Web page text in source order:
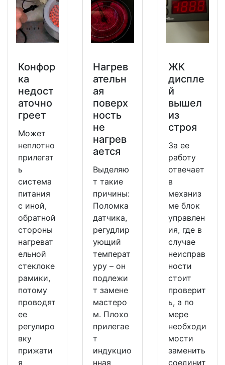
Конфор
ка
недост
аточно
греет
Может
неплотно
прилегат
ь
система
питания
с иной,
обратной
стороны
нагреват
ельной
стеклоке
рамики,
потому
проводят
ее
регулиро
вку
прижати
я
Нагрев
ательн
ая
поверх
ность
не
нагрев
ается
Выделяю
т такие
причины:
Поломка
датчика,
регудлир
ующий
температ
уру – он
подлежи
т замене
мастеро
м. Плохо
прилегае
т
индукцио
нная
ЖК
диспле
й
вышел
из
строя
За ее
работу
отвечает
в
механиз
ме блок
управлен
ия, где в
случае
неисправ
ности
стоит
проверит
ь, а по
мере
необходи
мости
заменить
соединит